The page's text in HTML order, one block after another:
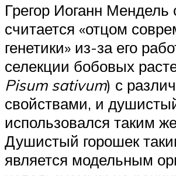
Грегор Иоганн Мендель
считается «отцом
генетики» из-за его
селекции бобовых
Pisum sativum) с
свойствами, и
использовался таким
Душистый горошек
является модельным